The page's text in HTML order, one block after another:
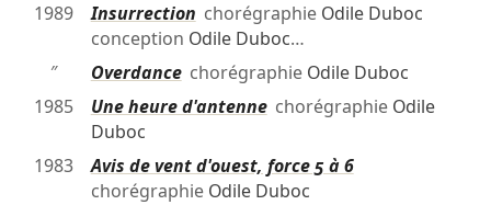
1989
Insurrection chorégraphie Odile Duboc
conception Odile Duboc…
″
Overdancechorégraphie Odile Duboc
1985
Une heure d'antennechorégraphie Odile
Duboc
1983
Avis de vent d'ouest, force 5 à 6
chorégraphie Odile Duboc